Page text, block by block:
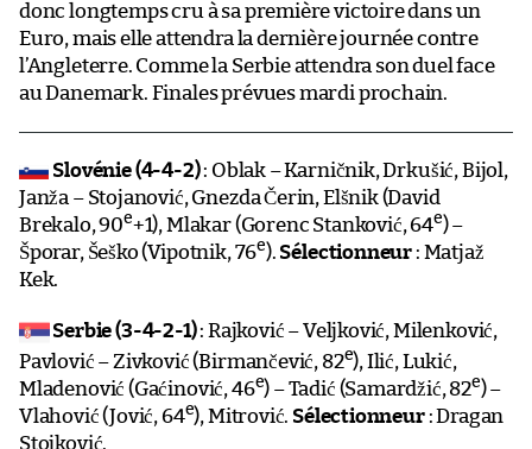
donc longtemps cru à sa première victoire dans un
Euro, mais elle attendra la dernière journée contre
l’Angleterre. Comme la Serbie attendra son duel face
au Danemark. Finales prévues mardi prochain.
Slovénie (4-4-2): Oblak – Karničnik, Drkušić, Bijol,
Janža – Stojanović, Gnezda Čerin, Elšnik (David
Brekalo, 90e+1), Mlakar (Gorenc Stanković, 64e) –
Šporar, Šeško (Vipotnik, 76e). Sélectionneur : Matjaž
Kek.
Serbie (3-4-2-1): Rajković – Veljković, Milenković,
Pavlović – Zivković (Birmančević, 82e), Ilić, Lukić,
Mladenović (Gaćinović, 46e) – Tadić (Samardžić, 82e) –
Vlahović (Jović, 64e), Mitrović. Sélectionneur: Dragan
Stojković.